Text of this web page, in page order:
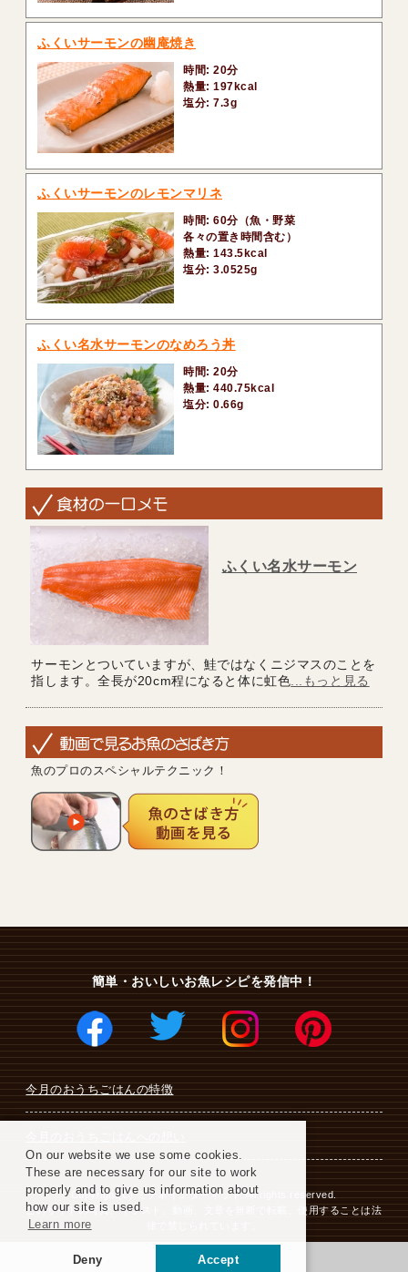
ふくいサーモンの幽庵焼き
時間: 20分
熱量: 197kcal
塩分: 7.3g
ふくいサーモンのレモンマリネ
時間: 60分（魚・野菜
各々の置き時間含む）
熱量: 143.5kcal
塩分: 3.0525g
ふくい名水サーモンのなめろう丼
時間: 20分
熱量: 440.75kcal
塩分: 0.66g
ふくい名水サーモン
サーモンとついていますが、鮭ではなくニジマスのことを
指します。全長が20cm程になると体に虹色 ...もっと見る
魚のプロのスペシャルテクニック！
簡単・おいしいお魚レシピを発信中！
今月のおうちごはんの特徴
Copyright(C) ミテネインターネット All rights reserved.
このサイトの写真、イラスト、動画、文章を無断で転載、使用することは法
On our website we use some cookies.
These are necessary for our site to work
properly and to give us information about
how our site is used.
Learn more
Deny Accept